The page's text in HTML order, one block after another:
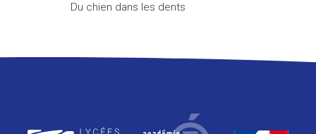
Du chien dans les dents